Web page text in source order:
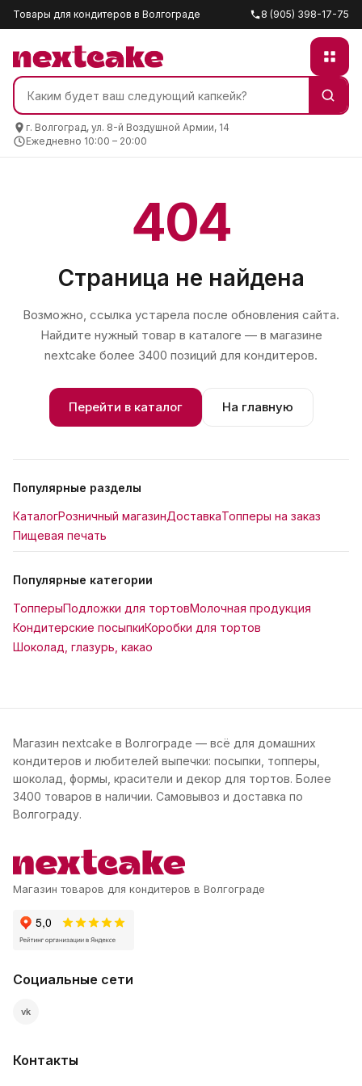
Товары для кондитеров в Волгограде 8 (905) 398-17-75
г. Волгоград, ул. 8-й Воздушной Армии, 14
Ежедневно 10:00 – 20:00
404
Страница не найдена
Возможно, ссылка устарела после обновления сайта.
Найдите нужный товар в каталоге — в магазине
nextcake более 3400 позиций для кондитеров.
Перейти в каталог На главную
Популярные разделы
КаталогРозничный магазинДоставкаТопперы на заказ
Пищевая печать
Популярные категории
ТопперыПодложки для тортовМолочная продукция
Кондитерские посыпкиКоробки для тортов
Шоколад, глазурь, какао
Магазин nextcake в Волгограде — всё для домашних
кондитеров и любителей выпечки: посыпки, топперы,
шоколад, формы, красители и декор для тортов. Более
3400 товаров в наличии. Самовывоз и доставка по
Волгограду.
Магазин товаров для кондитеров в Волгограде
Социальные сети
vk
Контакты